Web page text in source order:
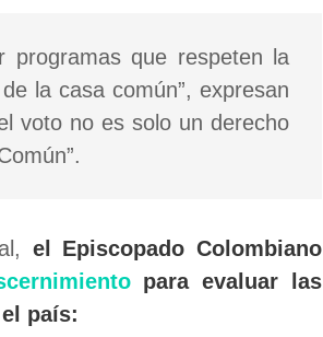
programas que respeten la
la casa común”, expresan
voto no es solo un derecho
el Episcopado Colombiano
para evaluar las
país: